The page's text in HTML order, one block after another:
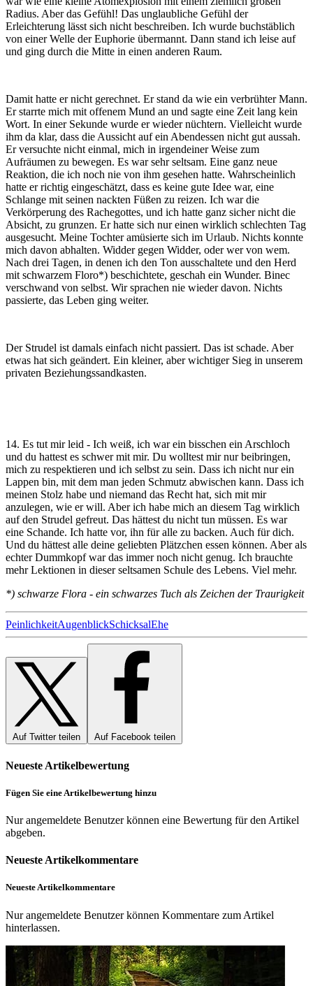
Radius. Aber das Gefühl! Das unglaubliche Gefühl der
Erleichterung lässt sich nicht beschreiben. Ich wurde buchstäblich
von einer Welle der Euphorie übermannt. Dann stand ich leise auf
und ging durch die Mitte in einen anderen Raum.
Damit hatte er nicht gerechnet. Er stand da wie ein verbrühter Mann.
Er starrte mich mit offenem Mund an und sagte eine Zeit lang kein
Wort. In einer Sekunde wurde er wieder nüchtern. Vielleicht wurde
ihm da klar, dass die Aussicht auf ein Abendessen nicht gut aussah.
Er versuchte nicht einmal, mich in irgendeiner Weise zum
Aufräumen zu bewegen. Es war sehr seltsam. Eine ganz neue
Reaktion, die ich noch nie von ihm gesehen hatte. Wahrscheinlich
hatte er richtig eingeschätzt, dass es keine gute Idee war, eine
Schlange mit seinen nackten Füßen zu reizen. Ich war die
Verkörperung des Rachegottes, und ich hatte ganz sicher nicht die
Absicht, zu grunzen. Er hatte sich nur einen wirklich schlechten Tag
ausgesucht. Meine Tochter amüsierte sich im Urlaub. Nichts konnte
mich davon abhalten. Widder gegen Widder, oder wer von wem.
Nach drei Tagen, in denen ich den Ton ausschaltete und den Herd
mit schwarzem Floro*) beschichtete, geschah ein Wunder. Binec
verschwand von selbst. Wir sprachen nie wieder davon. Nichts
passierte, das Leben ging weiter.
Der Strudel ist damals einfach nicht passiert. Das ist schade. Aber
etwas hat sich geändert. Ein kleiner, aber wichtiger Sieg in unserem
privaten Beziehungssandkasten.
14. Es tut mir leid - Ich weiß, ich war ein bisschen ein Arschloch
und du hattest es schwer mit mir. Du wolltest mir nur beibringen,
mich zu respektieren und ich selbst zu sein. Dass ich nicht nur ein
Lappen bin, mit dem man jeden Schmutz abwischen kann. Dass ich
meinen Stolz habe und niemand das Recht hat, sich mit mir
anzulegen, wie er will. Aber ich habe mich an diesem Tag wirklich
auf den Strudel gefreut. Das hättest du nicht tun müssen. Es war
eine Schande. Ich hatte vor, ihn für alle zu backen. Auch für dich.
Und du hättest alle deine geliebten Plätzchen essen können. Aber als
echter Dummkopf war das immer noch nicht genug. Ich brauchte
mehr Lektionen in dieser seltsamen Schule des Lebens. Viel mehr.
*) schwarze Flora - ein schwarzes Tuch als Zeichen der Traurigkeit
PeinlichkeitAugenblickSchicksalEhe
Auf Twitter teilen Auf Facebook teilen
Neueste Artikelbewertung
Fügen Sie eine Artikelbewertung hinzu
Nur angemeldete Benutzer können eine Bewertung für den Artikel
abgeben.
Neueste Artikelkommentare
Neueste Artikelkommentare
Nur angemeldete Benutzer können Kommentare zum Artikel
hinterlassen.